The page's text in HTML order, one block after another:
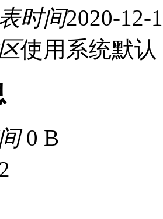
时间2020-12-
使用系统默认
0 B